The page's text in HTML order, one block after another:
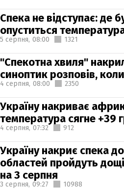
Спека не відступає: де
опуститься
5 серпня, 08:00 1321
"Спекотна хвиля"
синоптик розповів,
4 серпня, 08:00 2350
Україну накриває
температура сягне +39
4 серпня, 07:32 912
Україну накриє спека
областей пройдуть
на 3 серпня
3 серпня, 09:27 10988